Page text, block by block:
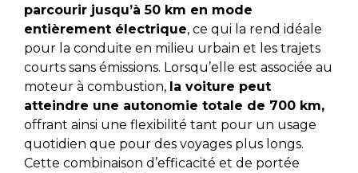
parcourir jusqu’à 50 km en mode
entièrement électrique, ce qui la rend idéale
pour la conduite en milieu urbain et les trajets
courts sans émissions. Lorsqu’elle est associée au
moteur à combustion, la voiture peut
atteindre une autonomie totale de 700 km,
offrant ainsi une flexibilité tant pour un usage
quotidien que pour des voyages plus longs.
Cette combinaison d’efficacité et de portée